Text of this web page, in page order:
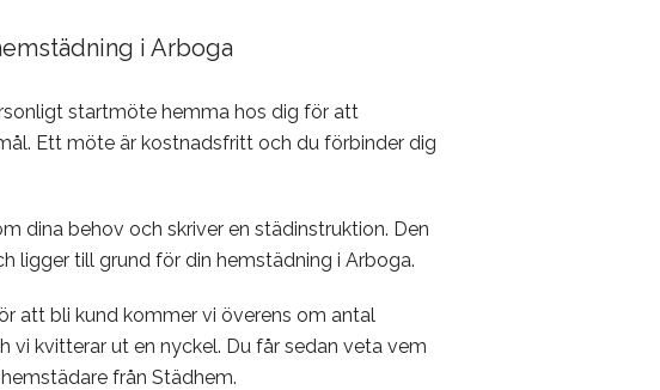
i Arboga
startmöte hemma hos dig för att
Ett möte är kostnadsfritt och du förbinder dig
dina behov och skriver en städinstruktion. Den
ligger till grund för din hemstädning i Arboga.
att bli kund kommer vi överens om antal
vi kvitterar ut en nyckel. Du får sedan veta vem
från Städhem.